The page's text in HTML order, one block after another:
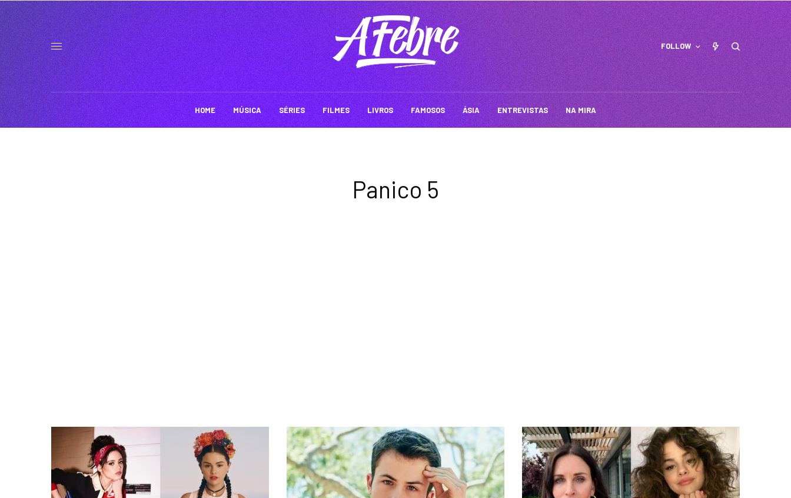
FOLLOW
HOME MÚSICA SÉRIES FILMES LIVROS FAMOSOS ÁSIA ENTREVISTAS NA MIRA
Panico 5